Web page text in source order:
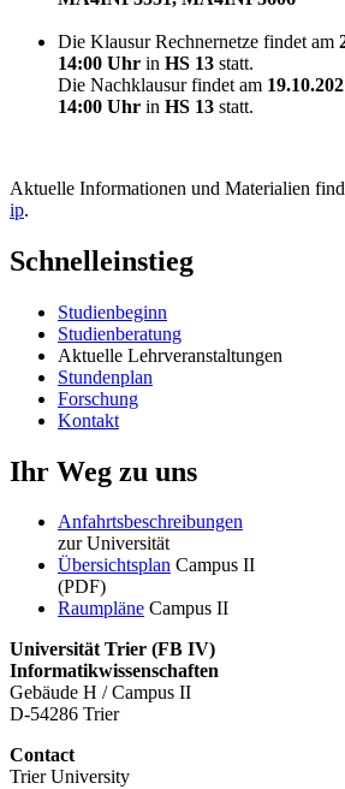
Die Klausur Rechnernetze findet am
14:00 Uhr in HS 13 statt.
Die Nachklausur findet am
14:00 Uhr in HS 13 statt.
Aktuelle Informationen und Materialien
ip.
Schnelleinstieg
Studienbeginn
Studienberatung
Aktuelle Lehrveranstaltungen
Stundenplan
Forschung
Kontakt
Ihr Weg zu uns
Anfahrtsbeschreibungen
zur Universität
Übersichtsplan Campus II
(PDF)
Raumpläne Campus II
Universität Trier (FB IV)
Informatikwissenschaften
Gebäude H / Campus II
D-54286 Trier
Contact
Trier University